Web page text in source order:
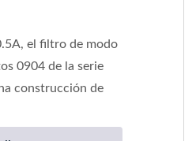
el filtro de modo
0904 de la serie
construcción de